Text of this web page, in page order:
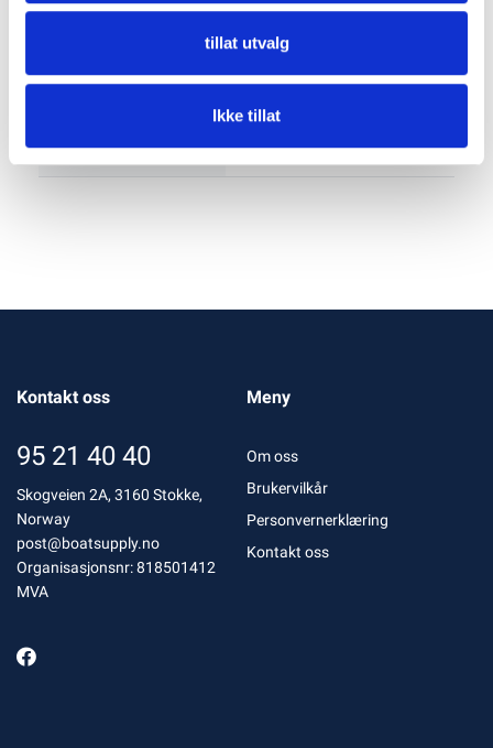
tillat utvalg
Ikke tillat
Vekt 873 g
Kontakt oss
95 21 40 40
Skogveien 2A, 3160 Stokke,
Norway
post@boatsupply.no
Organisasjonsnr: 818501412
MVA
Meny
Om oss
Brukervilkår
Personvernerklæring
Kontakt oss